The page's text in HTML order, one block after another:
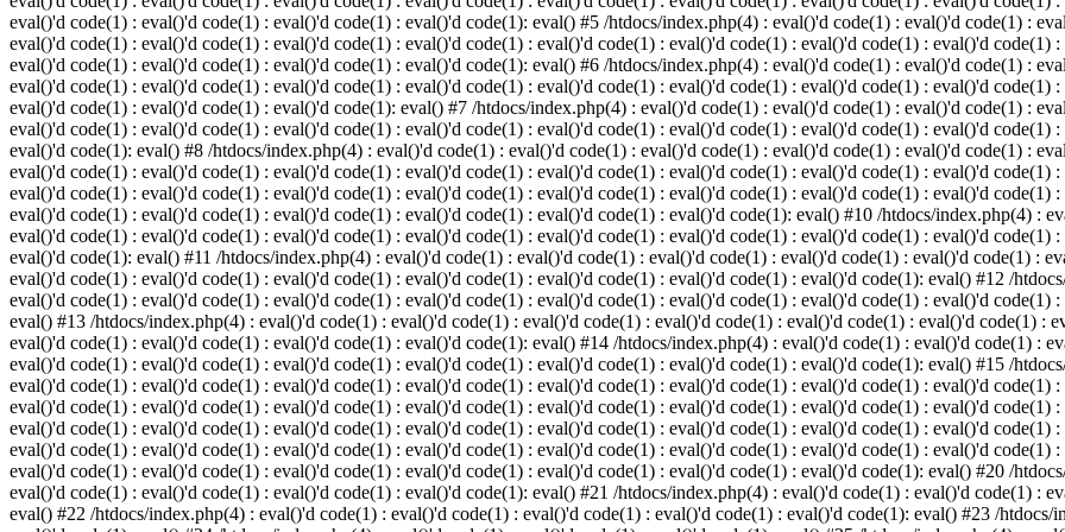
eval()'d code(1) : eval()'d code(1) : eval()'d code(1) : eval()'d code(1): eval() #5 /htdocs/index.php(4) : eval()'d code(1) : eval()'d code(1) :
eval()'d code(1) : eval()'d code(1) : eval()'d code(1) : eval()'d code(1) : eval()'d code(1) : eval()'d code(1) : eval()'d code(1) : eval()'d
eval()'d code(1) : eval()'d code(1) : eval()'d code(1) : eval()'d code(1): eval() #6 /htdocs/index.php(4) : eval()'d code(1) : eval()'d code(1) :
eval()'d code(1) : eval()'d code(1) : eval()'d code(1) : eval()'d code(1) : eval()'d code(1) : eval()'d code(1) : eval()'d code(1) : eval()'d
eval()'d code(1) : eval()'d code(1) : eval()'d code(1): eval() #7 /htdocs/index.php(4) : eval()'d code(1) : eval()'d code(1) : eval()'d code(1) :
eval()'d code(1) : eval()'d code(1) : eval()'d code(1) : eval()'d code(1) : eval()'d code(1) : eval()'d code(1) : eval()'d code(1) : eval()'d
eval()'d code(1): eval() #8 /htdocs/index.php(4) : eval()'d code(1) : eval()'d code(1) : eval()'d code(1) : eval()'d code(1) : eval()'d code(1) :
eval()'d code(1) : eval()'d code(1) : eval()'d code(1) : eval()'d code(1) : eval()'d code(1) : eval()'d code(1) : eval()'d code(1) : eval()'d
eval()'d code(1) : eval()'d code(1) : eval()'d code(1) : eval()'d code(1) : eval()'d code(1) : eval()'d code(1) : eval()'d code(1) : eval()'d
eval()'d code(1) : eval()'d code(1) : eval()'d code(1) : eval()'d code(1) : eval()'d code(1) : eval()'d code(1): eval() #10 /htdocs/index.php(4) :
eval()'d code(1) : eval()'d code(1) : eval()'d code(1) : eval()'d code(1) : eval()'d code(1) : eval()'d code(1) : eval()'d code(1) : eval()'d
eval()'d code(1): eval() #11 /htdocs/index.php(4) : eval()'d code(1) : eval()'d code(1) : eval()'d code(1) : eval()'d code(1) : eval()'d code(1) :
eval()'d code(1) : eval()'d code(1) : eval()'d code(1) : eval()'d code(1) : eval()'d code(1) : eval()'d code(1) : eval()'d code(1): eval() #12 /
eval()'d code(1) : eval()'d code(1) : eval()'d code(1) : eval()'d code(1) : eval()'d code(1) : eval()'d code(1) : eval()'d code(1) : eval()'d
eval() #13 /htdocs/index.php(4) : eval()'d code(1) : eval()'d code(1) : eval()'d code(1) : eval()'d code(1) : eval()'d code(1) : eval()'d code(1) :
eval()'d code(1) : eval()'d code(1) : eval()'d code(1) : eval()'d code(1): eval() #14 /htdocs/index.php(4) : eval()'d code(1) : eval()'d code(1) :
eval()'d code(1) : eval()'d code(1) : eval()'d code(1) : eval()'d code(1) : eval()'d code(1) : eval()'d code(1) : eval()'d code(1): eval() #15 /
eval()'d code(1) : eval()'d code(1) : eval()'d code(1) : eval()'d code(1) : eval()'d code(1) : eval()'d code(1) : eval()'d code(1) : eval()'d
eval()'d code(1) : eval()'d code(1) : eval()'d code(1) : eval()'d code(1) : eval()'d code(1) : eval()'d code(1) : eval()'d code(1) : eval()'d
eval()'d code(1) : eval()'d code(1) : eval()'d code(1) : eval()'d code(1) : eval()'d code(1) : eval()'d code(1) : eval()'d code(1) : eval()'d
eval()'d code(1) : eval()'d code(1) : eval()'d code(1) : eval()'d code(1) : eval()'d code(1) : eval()'d code(1) : eval()'d code(1) : eval()'d
eval()'d code(1) : eval()'d code(1) : eval()'d code(1) : eval()'d code(1) : eval()'d code(1) : eval()'d code(1) : eval()'d code(1): eval() #20 /
eval()'d code(1) : eval()'d code(1) : eval()'d code(1) : eval()'d code(1): eval() #21 /htdocs/index.php(4) : eval()'d code(1) : eval()'d code(1) :
eval() #22 /htdocs/index.php(4) : eval()'d code(1) : eval()'d code(1) : eval()'d code(1) : eval()'d code(1) : eval()'d code(1): eval() #23 /